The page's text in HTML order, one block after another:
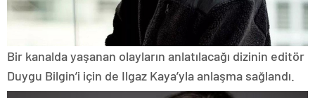
Bir kanalda yaşanan olayların anlatılacağı dizinin editör
Duygu Bilgin’i için de Ilgaz Kaya’yla anlaşma sağlandı.